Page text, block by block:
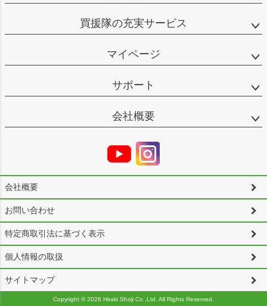
買援隊の充実サービス
マイページ
サポート
会社概要
会社概要
お問い合わせ
特定商取引法に基づく表示
個人情報の取扱
サイトマップ
Copyright ©2026 Hiraki Shoji Co.,Ltd. All Rights Reserved.